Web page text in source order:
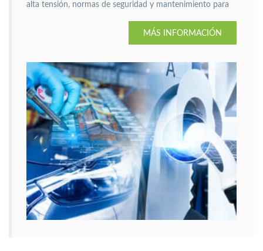
alta tensión, normas de seguridad y mantenimiento para
MÁS INFORMACIÓN